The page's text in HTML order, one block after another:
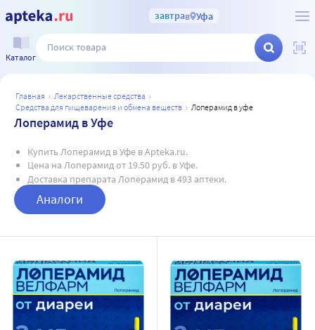
завтрав Уфа
Каталог
главная
лекарственные средства
средства для пищеварения и обмена веществ
лоперамид в уфе
Лоперамид в Уфе
Купить Лоперамид в Уфе в Apteka.ru.
Цена на Лоперамид от 19.50 руб. в Уфе.
Доставка препарата Лоперамид в 493 аптеки.
Аналоги